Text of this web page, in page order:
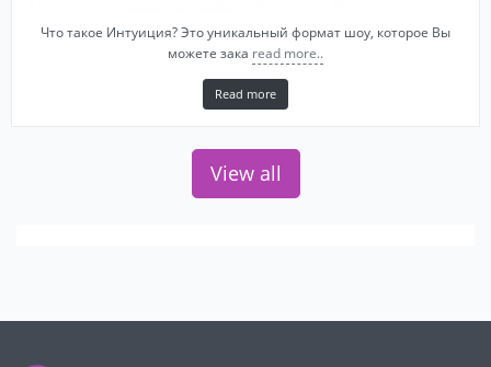
Что такое Интуиция? Это уникальный формат шоу, которое Вы
можете зака read more..
Read more
View all